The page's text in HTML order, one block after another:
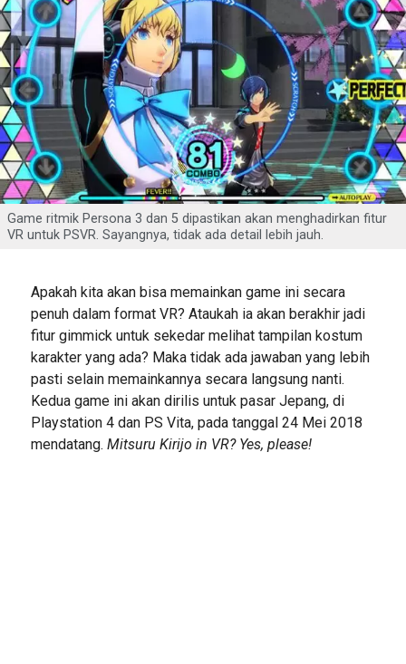
Game ritmik Persona 3 dan 5 dipastikan akan menghadirkan fitur
VR untuk PSVR. Sayangnya, tidak ada detail lebih jauh.
Apakah kita akan bisa memainkan game ini secara
penuh dalam format VR? Ataukah ia akan berakhir jadi
fitur gimmick untuk sekedar melihat tampilan kostum
karakter yang ada? Maka tidak ada jawaban yang lebih
pasti selain memainkannya secara langsung nanti.
Kedua game ini akan dirilis untuk pasar Jepang, di
Playstation 4 dan PS Vita, pada tanggal 24 Mei 2018
mendatang. Mitsuru Kirijo in VR? Yes, please!